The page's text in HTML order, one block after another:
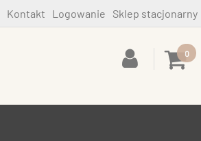
Kontakt Logowanie Sklep stacjonarny
0